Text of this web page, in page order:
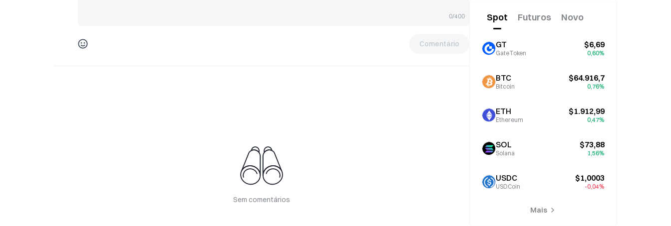
0/400
Comentário
Sem comentários
Spot Futuros Novo
GT
GateToken
$6,69
0,60%
BTC
Bitcoin
$64.916,7
0,76%
ETH
Ethereum
$1.912,99
0,47%
SOL
Solana
$73,88
1,56%
USDC
USDCoin
$1,0003
-0,04%
Mais